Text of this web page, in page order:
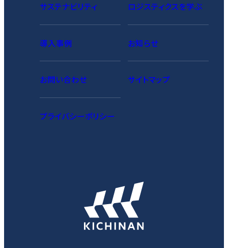
サステナビリティ ロジスティクスを学ぶ
導入事例 お知らせ
お問い合わせ サイトマップ
プライバシーポリシー